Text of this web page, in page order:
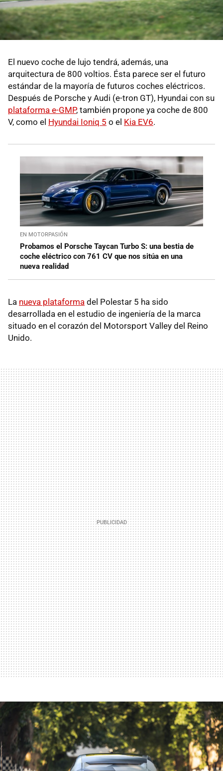
El nuevo coche de lujo tendrá, además, una
arquitectura de 800 voltios. Ésta parece ser el futuro
estándar de la mayoría de futuros coches eléctricos.
Después de Porsche y Audi (e-tron GT), Hyundai con su
plataforma e-GMP, también propone ya coche de 800
V, como el Hyundai Ioniq 5 o el Kia EV6.
EN MOTORPASIÓN
Probamos el Porsche Taycan Turbo S: una bestia de
coche eléctrico con 761 CV que nos sitúa en una
nueva realidad
La nueva plataforma del Polestar 5 ha sido
desarrollada en el estudio de ingeniería de la marca
situado en el corazón del Motorsport Valley del Reino
Unido.